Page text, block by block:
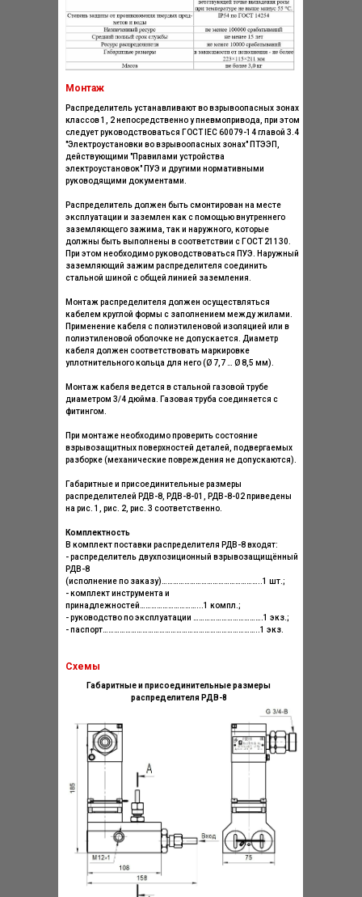
Монтаж
Схемы
Габаритные и присоединительные размеры
распределителя РДВ-8
Распределитель устанавливают во взрывоопасных зонах
классов 1, 2 непосредственно у пневмопривода, при этом
следует руководствоваться ГОСТ IEC 60079-14 главой 3.4
"Электроустановки во взрывоопасных зонах" ПТЭЭП,
действующими "Правилами устройства
электроустановок" ПУЭ и другими нормативными
руководящими документами.
Распределитель должен быть смонтирован на месте
эксплуатации и заземлен как с помощью внутреннего
заземляющего зажима, так и наружного, которые
должны быть выполнены в соответствии с ГОСТ 21130.
При этом необходимо руководствоваться ПУЭ. Наружный
заземляющий зажим распределителя соединить
стальной шиной с общей линией заземления.
Монтаж распределителя должен осуществляться
кабелем круглой формы с заполнением между жилами.
Применение кабеля с полиэтиленовой изоляцией или в
полиэтиленовой оболочке не допускается. Диаметр
кабеля должен соответствовать маркировке
уплотнительного кольца для него (Ø 7,7 … Ø 8,5 мм).
Монтаж кабеля ведется в стальной газовой трубе
диаметром 3/4 дюйма. Газовая труба соединяется с
фитингом.
При монтаже необходимо проверить состояние
взрывозащитных поверхностей деталей, подвергаемых
разборке (механические повреждения не допускаются).
Габаритные и присоединительные размеры
распределителей РДВ-8, РДВ-8-01, РДВ-8-02 приведены
на рис. 1, рис. 2, рис. 3 соответственно.
Комплектность
В комплект поставки распределителя РДВ-8 входят:
- распределитель двухпозиционный взрывозащищённый
РДВ-8
(исполнение по заказу)……………………………………………..1 шт.;
- комплект инструмента и
принадлежностей…………………………...1 компл.;
- руководство по эксплуатации ……………………………….1 экз.;
- паспорт………………………………………………………………………..1 экз.